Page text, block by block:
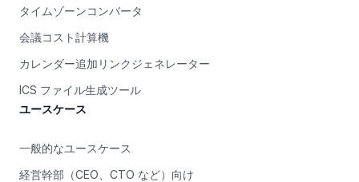
タイムゾーンコンバータ
会議コスト計算機
カレンダー追加リンクジェネレーター
ICS ファイル生成ツール
ユースケース
一般的なユースケース
経営幹部（CEO、CTO など）向け